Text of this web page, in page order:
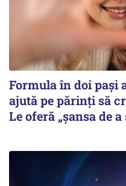
Formula în doi pași
ajută pe părinți să
Le oferă „șansa de a